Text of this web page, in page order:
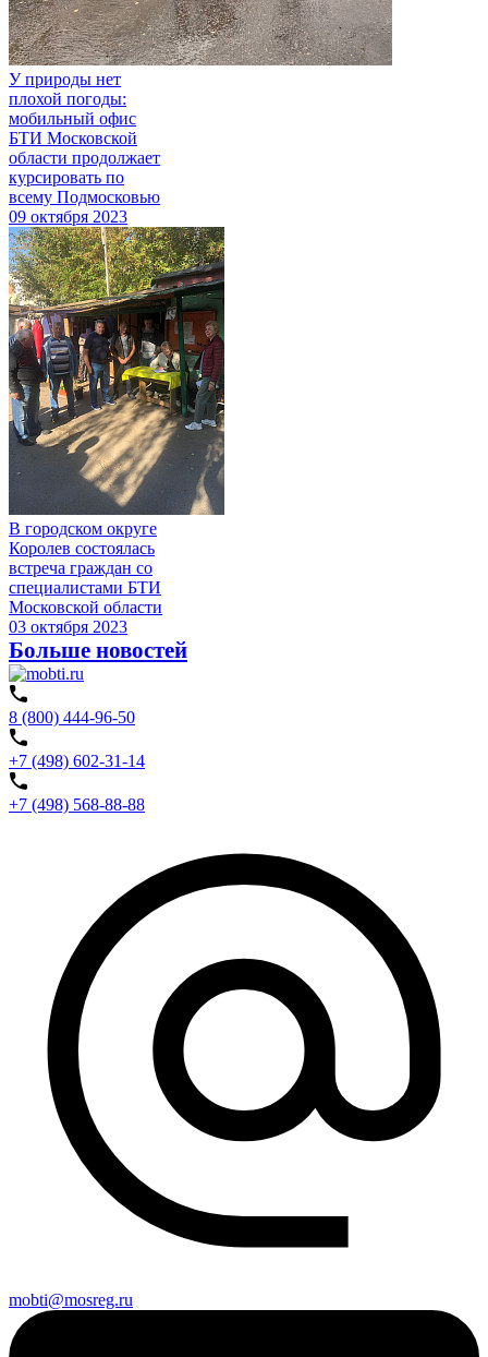
У природы нет
плохой погоды:
мобильный офис
БТИ Московской
области продолжает
курсировать по
всему Подмосковью
09 октября 2023
В городском округе
Королев состоялась
встреча граждан со
специалистами БТИ
Московской области
03 октября 2023
Больше новостей
8 (800) 444-96-50
+7 (498) 602-31-14
+7 (498) 568-88-88
mobti@mosreg.ru